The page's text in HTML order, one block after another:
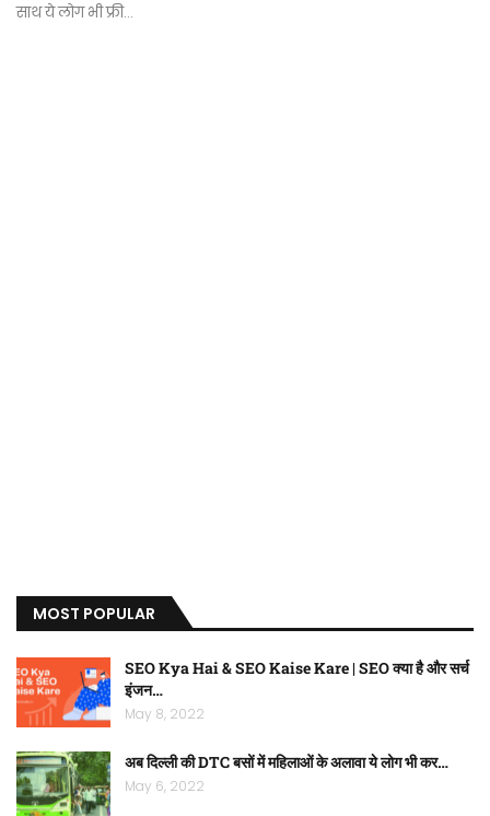
साथ ये लोग भी फ्री…
MOST POPULAR
SEO Kya Hai & SEO Kaise Kare | SEO क्या है और सर्च
इंजन…
May 8, 2022
अब दिल्ली की DTC बसों में महिलाओं के अलावा ये लोग भी कर…
May 6, 2022